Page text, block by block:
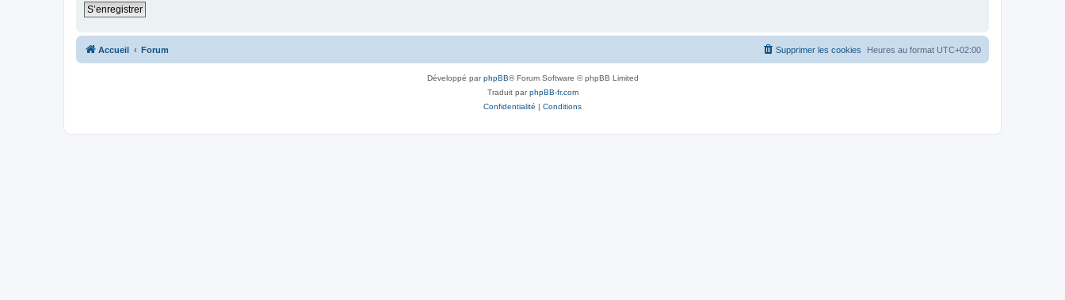
S’enregistrer
Accueil Forum Heures au format UTC+02:00
Supprimer les cookies
Développé parphpBB® Forum Software © phpBB Limited
Traduit parphpBB-fr.com
Confidentialité | Conditions